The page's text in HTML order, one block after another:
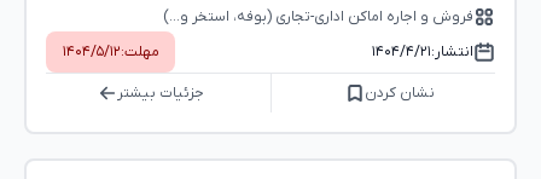
فروش و اجاره اماکن اداری-تجاری (بوفه، استخر و...)
انتشار:۱۴۰۴/۴/۲۱ مهلت:۱۴۰۴/۵/۱۲
نشان کردن جزئیات بیشتر